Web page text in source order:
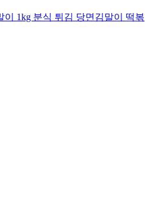
1kg 분식 튀김 당면김말이 떡볶